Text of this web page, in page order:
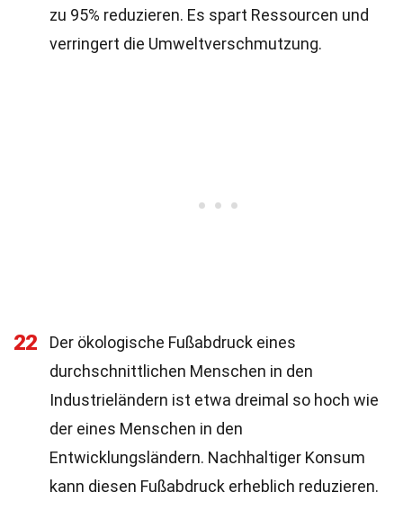
zu 95% reduzieren. Es spart Ressourcen und
verringert die Umweltverschmutzung.
22
Der ökologische Fußabdruck eines
durchschnittlichen Menschen in den
Industrieländern ist etwa dreimal so hoch wie
der eines Menschen in den
Entwicklungsländern. Nachhaltiger Konsum
kann diesen Fußabdruck erheblich reduzieren.